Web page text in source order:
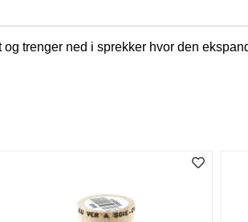
trenger ned i sprekker hvor den